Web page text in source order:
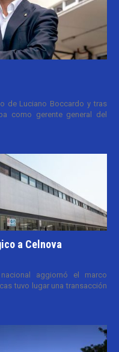
de Luciano Boccardo y tras
como gerente general del
a Celnova
aggiornó el marco
tuvo lugar una transacción